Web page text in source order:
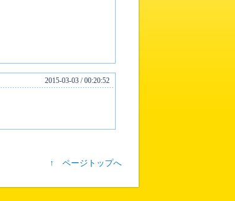
2015-03-03 / 00:20:52
↑ ページトップへ